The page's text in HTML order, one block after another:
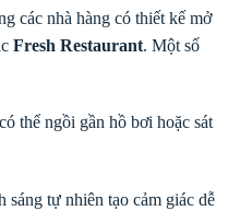
các nhà hàng có thiết kế mở
Fresh Restaurant. Một số
thể ngồi gần hồ bơi hoặc sát
sáng tự nhiên tạo cảm giác dễ